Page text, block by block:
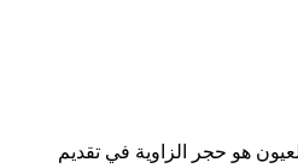
هو حجر الزاوية في تقديم